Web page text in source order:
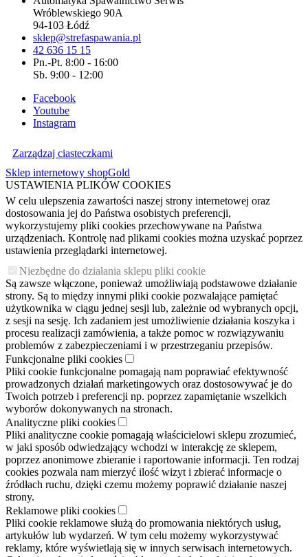
Wróblewskiego 90A
94-103 Łódź
sklep@strefaspawania.pl
42 636 15 15
Pn.-Pt. 8:00 - 16:00
Sb. 9:00 - 12:00
Facebook
Youtube
Instagram
Zarządzaj ciasteczkami
Sklep internetowy shopGold
USTAWIENIA PLIKÓW COOKIES
W celu ulepszenia zawartości naszej strony internetowej oraz
dostosowania jej do Państwa osobistych preferencji,
wykorzystujemy pliki cookies przechowywane na Państwa
urządzeniach. Kontrolę nad plikami cookies można uzyskać poprzez
ustawienia przeglądarki internetowej.
Niezbędne do działania sklepu pliki cookie
Są zawsze włączone, ponieważ umożliwiają podstawowe działanie
strony. Są to między innymi pliki cookie pozwalające pamiętać
użytkownika w ciągu jednej sesji lub, zależnie od wybranych opcji,
z sesji na sesję. Ich zadaniem jest umożliwienie działania koszyka i
procesu realizacji zamówienia, a także pomoc w rozwiązywaniu
problemów z zabezpieczeniami i w przestrzeganiu przepisów.
Funkcjonalne pliki cookies
Pliki cookie funkcjonalne pomagają nam poprawiać efektywność
prowadzonych działań marketingowych oraz dostosowywać je do
Twoich potrzeb i preferencji np. poprzez zapamiętanie wszelkich
wyborów dokonywanych na stronach.
Analityczne pliki cookies
Pliki analityczne cookie pomagają właścicielowi sklepu zrozumieć,
w jaki sposób odwiedzający wchodzi w interakcję ze sklepem,
poprzez anonimowe zbieranie i raportowanie informacji. Ten rodzaj
cookies pozwala nam mierzyć ilość wizyt i zbierać informacje o
źródłach ruchu, dzięki czemu możemy poprawić działanie naszej
strony.
Reklamowe pliki cookies
Pliki cookie reklamowe służą do promowania niektórych usług,
artykułów lub wydarzeń. W tym celu możemy wykorzystywać
reklamy, które wyświetlają się w innych serwisach internetowych.